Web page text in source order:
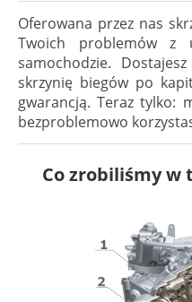
Oferowana przez nas
Twoich problemów z
samochodzie.
skrzynię biegów po
gwarancją. Teraz tylko:
bezproblemowo
Co zrobiliśmy w